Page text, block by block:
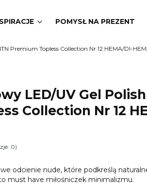
POMYSŁ NA PREZENT
Premium Topless Collection Nr 12 HEMA/DI-
LED/UV Gel Polish
Collection Nr 12
0)
Opinie
odcienie nude, które podkreślą
must have miłośniczek minimalizmu.